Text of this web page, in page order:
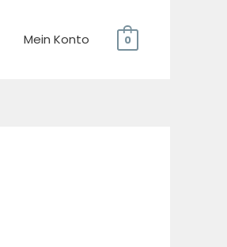
Mein Konto 0